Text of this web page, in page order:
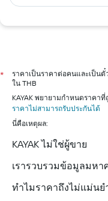
*
ราคาเป็นราคาต่อคนและเป็น
ใน THB
KAYAK พยายามกำหนดราคา
ราคาไม่สามารถรับประกันได้
นี่คือเหตุผล:
KAYAK ไม่ใช่ผู้ขาย
เรารวบรวมข้อมูลมห
ทำไมราคาถึงไม่แม่นย